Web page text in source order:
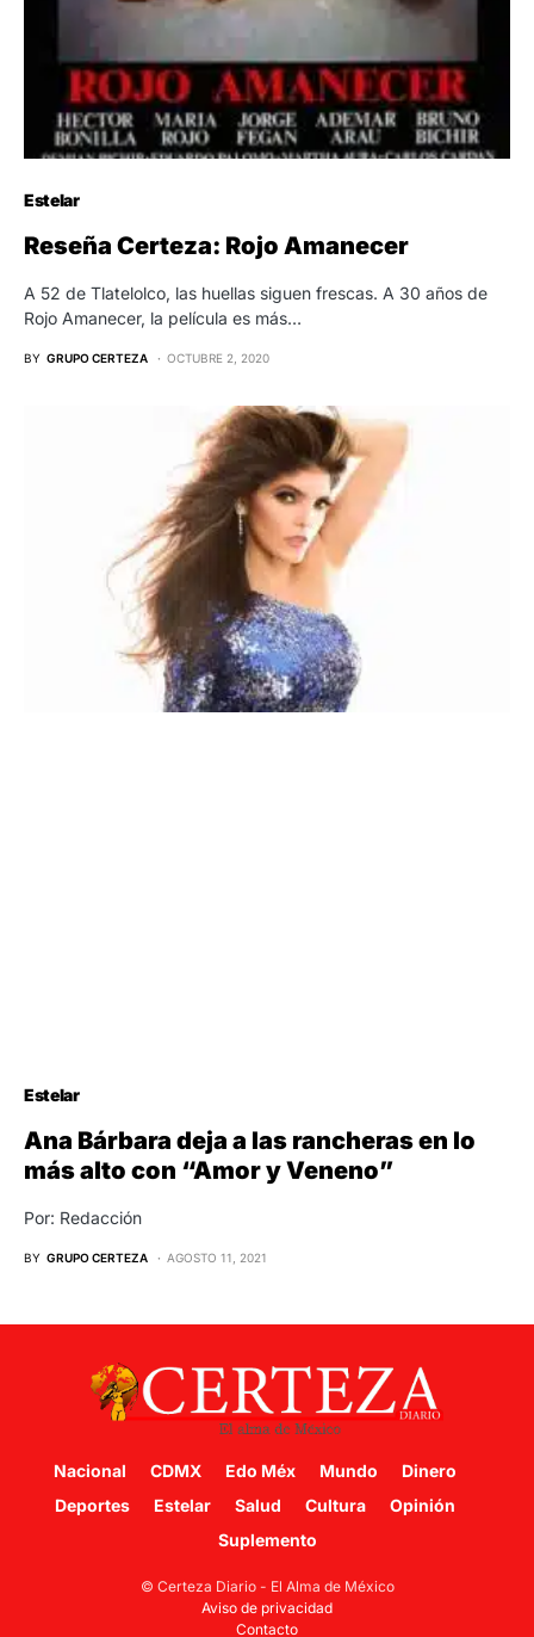
Estelar
Reseña Certeza: Rojo Amanecer
A 52 de Tlatelolco, las huellas siguen frescas. A 30 años de
Rojo Amanecer, la película es más…
BY GRUPO CERTEZA OCTUBRE 2, 2020
Estelar
Ana Bárbara deja a las rancheras en lo
más alto con “Amor y Veneno”
Por: Redacción
BY GRUPO CERTEZA AGOSTO 11, 2021
Nacional CDMX Edo Méx Mundo
Dinero
Deportes
Estelar Salud Cultura
Opinión
Suplemento
© Certeza Diario - El Alma de México
Aviso de privacidad
Contacto